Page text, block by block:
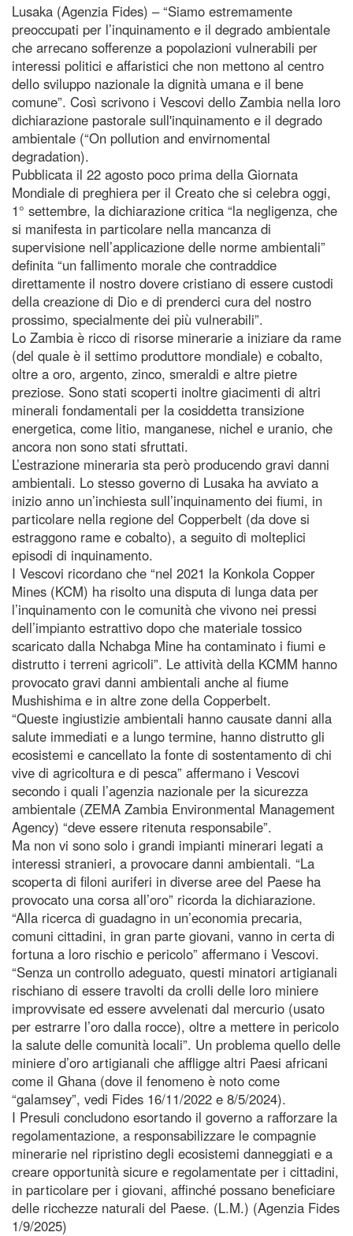
Lusaka (Agenzia Fides) – “Siamo estremamente
preoccupati per l’inquinamento e il degrado ambientale
che arrecano sofferenze a popolazioni vulnerabili per
interessi politici e affaristici che non mettono al centro
dello sviluppo nazionale la dignità umana e il bene
comune”. Così scrivono i Vescovi dello Zambia nella loro
dichiarazione pastorale sull'inquinamento e il degrado
ambientale (“On pollution and envirnomental
degradation).
Pubblicata il 22 agosto poco prima della Giornata
Mondiale di preghiera per il Creato che si celebra oggi,
1° settembre, la dichiarazione critica “la negligenza, che
si manifesta in particolare nella mancanza di
supervisione nell’applicazione delle norme ambientali”
definita “un fallimento morale che contraddice
direttamente il nostro dovere cristiano di essere custodi
della creazione di Dio e di prenderci cura del nostro
prossimo, specialmente dei più vulnerabili”.
Lo Zambia è ricco di risorse minerarie a iniziare da rame
(del quale è il settimo produttore mondiale) e cobalto,
oltre a oro, argento, zinco, smeraldi e altre pietre
preziose. Sono stati scoperti inoltre giacimenti di altri
minerali fondamentali per la cosiddetta transizione
energetica, come litio, manganese, nichel e uranio, che
ancora non sono stati sfruttati.
L’estrazione mineraria sta però producendo gravi danni
ambientali. Lo stesso governo di Lusaka ha avviato a
inizio anno un’inchiesta sull’inquinamento dei fiumi, in
particolare nella regione del Copperbelt (da dove si
estraggono rame e cobalto), a seguito di molteplici
episodi di inquinamento.
I Vescovi ricordano che “nel 2021 la Konkola Copper
Mines (KCM) ha risolto una disputa di lunga data per
l’inquinamento con le comunità che vivono nei pressi
dell’impianto estrattivo dopo che materiale tossico
scaricato dalla Nchabga Mine ha contaminato i fiumi e
distrutto i terreni agricoli”. Le attività della KCMM hanno
provocato gravi danni ambientali anche al fiume
Mushishima e in altre zone della Copperbelt.
“Queste ingiustizie ambientali hanno causate danni alla
salute immediati e a lungo termine, hanno distrutto gli
ecosistemi e cancellato la fonte di sostentamento di chi
vive di agricoltura e di pesca” affermano i Vescovi
secondo i quali l’agenzia nazionale per la sicurezza
ambientale (ZEMA Zambia Environmental Management
Agency) “deve essere ritenuta responsabile”.
Ma non vi sono solo i grandi impianti minerari legati a
interessi stranieri, a provocare danni ambientali. “La
scoperta di filoni auriferi in diverse aree del Paese ha
provocato una corsa all’oro” ricorda la dichiarazione.
“Alla ricerca di guadagno in un’economia precaria,
comuni cittadini, in gran parte giovani, vanno in certa di
fortuna a loro rischio e pericolo” affermano i Vescovi.
“Senza un controllo adeguato, questi minatori artigianali
rischiano di essere travolti da crolli delle loro miniere
improvvisate ed essere avvelenati dal mercurio (usato
per estrarre l’oro dalla rocce), oltre a mettere in pericolo
la salute delle comunità locali”. Un problema quello delle
miniere d’oro artigianali che affligge altri Paesi africani
come il Ghana (dove il fenomeno è noto come
“galamsey”, vedi Fides 16/11/2022 e 8/5/2024).
I Presuli concludono esortando il governo a rafforzare la
regolamentazione, a responsabilizzare le compagnie
minerarie nel ripristino degli ecosistemi danneggiati e a
creare opportunità sicure e regolamentate per i cittadini,
in particolare per i giovani, affinché possano beneficiare
delle ricchezze naturali del Paese. (L.M.) (Agenzia Fides
1/9/2025)